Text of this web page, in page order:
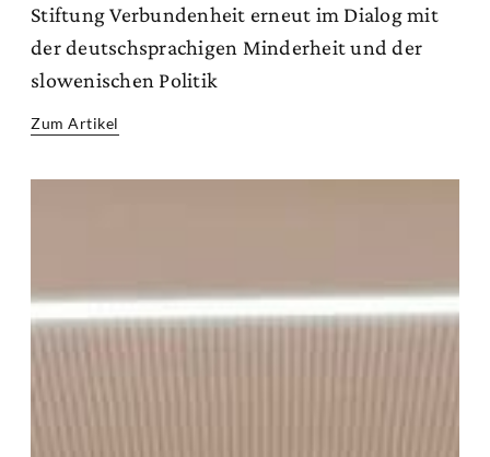
Stiftung Verbundenheit erneut im Dialog mit
der deutschsprachigen Minderheit und der
slowenischen Politik
Zum Artikel